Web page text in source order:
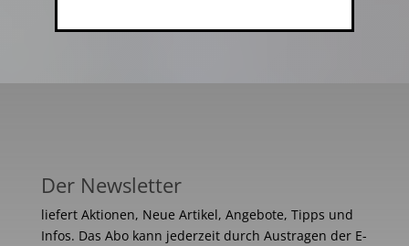
Der Newsletter
liefert Aktionen, Neue Artikel, Angebote, Tipps und
Infos. Das Abo kann jederzeit durch Austragen der E-